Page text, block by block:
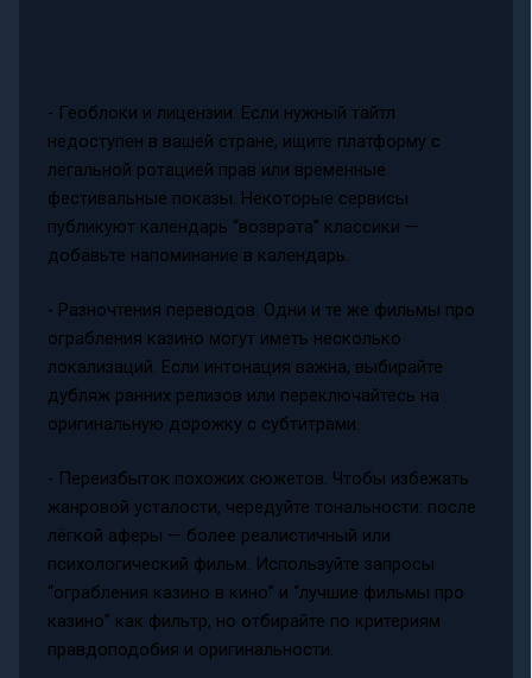
- Геоблоки и лицензии. Если нужный тайтл
недоступен в вашей стране, ищите платформу с
легальной ротацией прав или временные
фестивальные показы. Некоторые сервисы
публикуют календарь “возврата” классики —
добавьте напоминание в календарь.
- Разночтения переводов. Одни и те же фильмы про
ограбления казино могут иметь несколько
локализаций. Если интонация важна, выбирайте
дубляж ранних релизов или переключайтесь на
оригинальную дорожку с субтитрами.
- Переизбыток похожих сюжетов. Чтобы избежать
жанровой усталости, чередуйте тональности: после
лёгкой аферы — более реалистичный или
психологический фильм. Используйте запросы
“ограбления казино в кино” и “лучшие фильмы про
казино” как фильтр, но отбирайте по критериям
правдоподобия и оригинальности.